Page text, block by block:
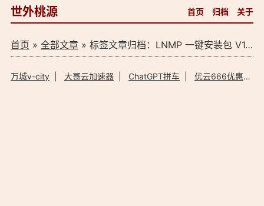
世外桃源 首页 归档 关于
首页 » 全部文章» 标签文章归档：LNMP 一键安装包 V1.9（1）
万城v-city| 大哥云加速器| ChatGPT拼车| 优云666优惠码